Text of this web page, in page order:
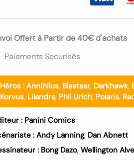
Offert à Partir de 40€ d'achats
Paiements Securisés
Héros : Annihilus, Blastaar, Darkhawk,
Korvus, Lilandra, Phil Urich, Polaris,
: Panini Comics
: Andy Lanning, Dan Abnett
: Bong Dazo, Wellington